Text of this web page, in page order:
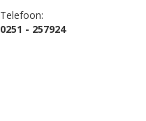
Telefoon:
0251 - 257924